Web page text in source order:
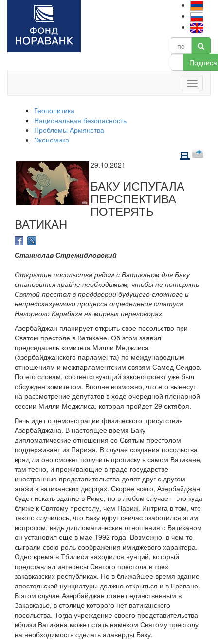
Геополитика
Национальная безопасность
Проблемы Армянства
Экономика
29.10.2021
БАКУ ИСПУГАЛА
ПЕРСПЕКТИВА
ПОТЕРЯТЬ
ВАТИКАН
Станислав Стремидловский
Открытие посольства рядом с Ватиканом для Баку
становится крайне необходимым, чтобы не потерять
Святой престол в преддверии будущего сложного и
непредсказуемого процесса определения статуса
Нагорного Карабаха на мирных переговорах.
Азербайджан планирует открыть свое посольство при
Святом престоле в Ватикане. Об этом заявил
председатель комитета Милли Меджлиса
(азербайджанского парламента) по международным
отношениям и межпарламентским связям Самед Сеидов.
По его словам, соответствующий законопроект уже был
обсужден комитетом. Вполне возможно, что его вынесут
на рассмотрение депутатов в ходе очередной пленарной
сессии Милли Меджлиса, которая пройдет 29 октября.
Речь идет о демонстрации физического присутствия
Азербайджана. В настоящее время Баку
дипломатические отношения со Святым престолом
поддерживает из Парижа. В случае создания посольства
вряд ли оно сможет получить прописку в самом Ватикане,
там тесно, и проживающие в граде-государстве
иностранные представительства делят друг с другом
этажи в ватиканских дворцах. Скорее всего, Азербайджан
будет искать здание в Риме, но в любом случае – это куда
ближе к Святому престолу, чем Париж. Интрига в том, что
такого случилось, что Баку вдруг сейчас озаботился этим
вопросом, ведь дипломатические отношения с Ватиканом
он установил еще в мае 1992 года. Возможно, в чем-то
сыграли свою роль соображения имиджевого характера.
Одно время в Тбилиси находился нунций, который
представлял интересы Святого престола в трех
закавказских республиках. Но в ближайшее время здание
апостольской нунциатуры должно открыться и в Ереване.
В этом случае Азербайджан станет единственным в
Закавказье, в столице которого нет ватиканского
посольства. Тогда учреждение своего представительства
вблизи Ватикана может стать намеком Святому престолу
на необходимость сделать алаверды Баку.